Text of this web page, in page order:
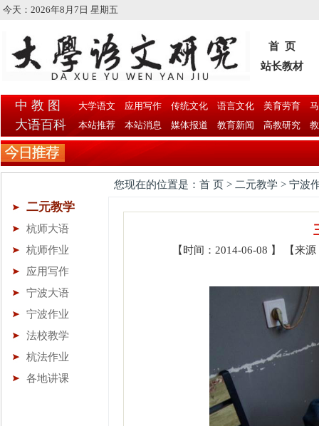
今天： 2026年8月7日 星期五
首 页
站长教材
中 教 图
大语百科
大学语文 应用写作 传统文化 语言文化 美育劳育
本站推荐
本站消息 媒体报道 教育新闻 高教研究
您现在的位置是：首 页 > 二元教学 > 宁波
二元教学
杭师大语
杭师作业
应用写作
宁波大语
宁波作业
法校教学
杭法作业
各地讲课
【时间：2014-06-08 】 【来